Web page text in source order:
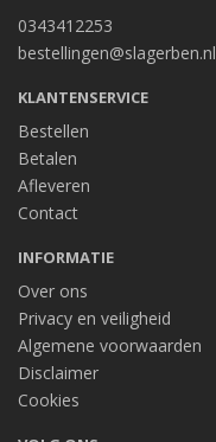
0343412253
bestellingen@slagerben.nl
KLANTENSERVICE
Bestellen
Betalen
Afleveren
Contact
INFORMATIE
Over ons
Privacy en veiligheid
Algemene voorwaarden
Disclaimer
Cookies